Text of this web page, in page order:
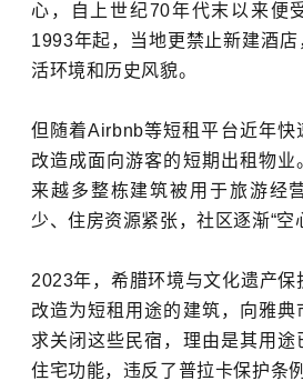
心，自上世纪70年代末以来便
1993年起，当地更禁止新建酒
活环境和历史风貌。
但随着Airbnb等短租平台近年快
改造成面向游客的短期出租物业
来越多整栋建筑被用于旅游经
少、住房资源紧张，社区逐渐“空
2023年，希腊环境与文化遗产保
改造为短租用途的建筑，向雅典
求关闭这些民宿，理由是其用途
住宅功能，违反了普拉卡保护条例